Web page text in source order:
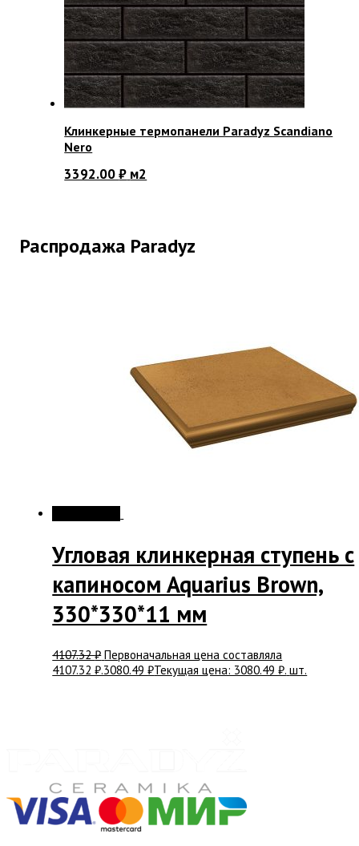
Клинкерные термопанели Paradyz Scandiano
Nero
3392.00₽ м2
Распродажа Paradyz
Угловая клинкерная ступень с
капиносом Aquarius Brown,
330*330*11 мм
4107.32₽ Первоначальная цена составляла
4107.32 ₽.3080.49₽Текущая цена: 3080.49 ₽. шт.